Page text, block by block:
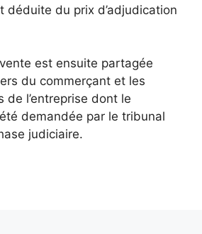
déduite du prix d’adjudication
est ensuite partagée
du commerçant et les
de l’entreprise dont le
demandée par le tribunal
judiciaire.